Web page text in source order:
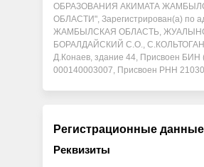
ОБРАЗОВАНИЯ АКИМАТА
ОБЛАСТИ", Зарегистрирован(а) по адресу
ЖАМБЫЛСКАЯ ОБЛАСТЬ,
БОРАЛДАЙСКИЙ С.О.,
Д.Конаев, здание 44, Присвоен БИН (ИНН)
000140003007, Присвоен РНН
Регистрационные данные
Реквизиты